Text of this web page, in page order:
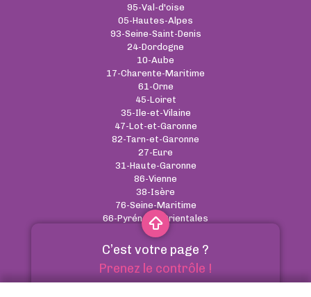
C’est votre page ?
Prenez le contrôle !
95-Val-d'oise
05-Hautes-Alpes
93-Seine-Saint-Denis
24-Dordogne
10-Aube
17-Charente-Maritime
61-Orne
45-Loiret
35-Ile-et-Vilaine
47-Lot-et-Garonne
82-Tarn-et-Garonne
27-Eure
31-Haute-Garonne
86-Vienne
38-Isère
76-Seine-Maritime
66-Pyrénées-Orientales
RGPD -Contact
Annuaire des pharmacies - Tous droits réservés